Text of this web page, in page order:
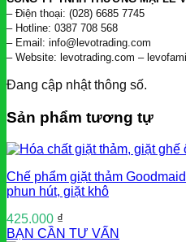
– Điện thoại: (028) 6685 7745
– Hotline: 0387 708 568
– Email: info@levotrading.com
– Website: levotrading.com –
Đang cập nhật thông số.
Sản phẩm tương tự
Chế phẩm giặt thảm
phun hút, giặt khô
425.000 ₫
BẠN CẦN TƯ VẤN